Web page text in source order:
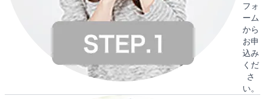
フォ
ーム
から
お申
込み
くだ
さ
い。